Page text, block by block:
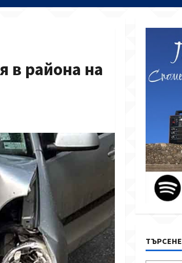
в района на
ТЪРСЕНЕ